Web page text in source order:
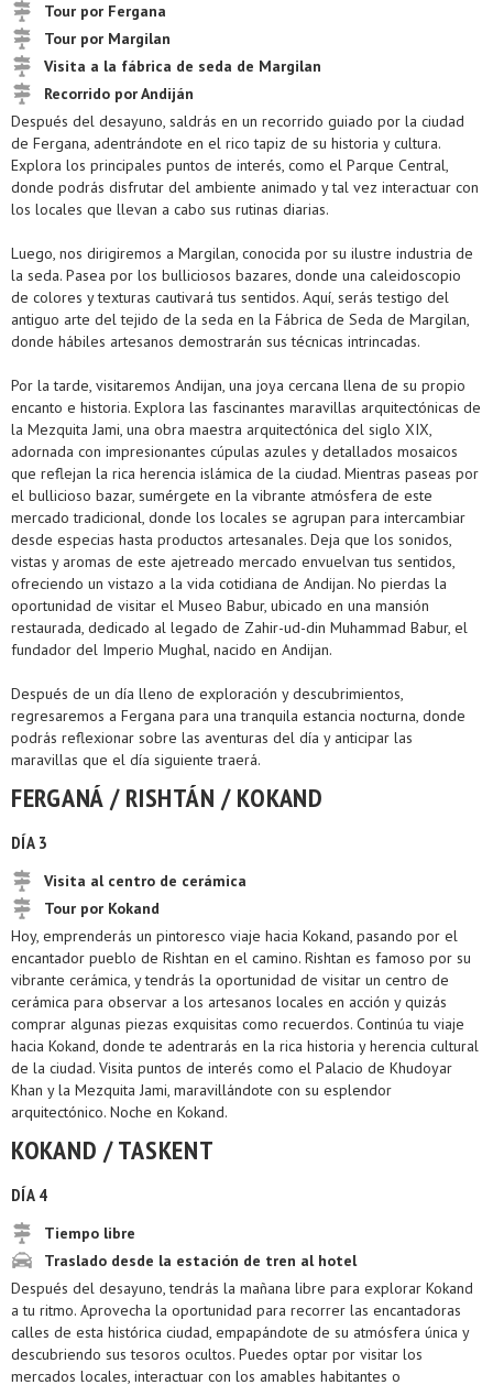
Tour por Fergana
Tour por Margilan
Visita a la fábrica de seda de Margilan
Recorrido por Andiján
Después del desayuno, saldrás en un recorrido guiado por la ciudad
de Fergana, adentrándote en el rico tapiz de su historia y cultura.
Explora los principales puntos de interés, como el Parque Central,
donde podrás disfrutar del ambiente animado y tal vez interactuar con
los locales que llevan a cabo sus rutinas diarias.
Luego, nos dirigiremos a Margilan, conocida por su ilustre industria de
la seda. Pasea por los bulliciosos bazares, donde una caleidoscopio
de colores y texturas cautivará tus sentidos. Aquí, serás testigo del
antiguo arte del tejido de la seda en la Fábrica de Seda de Margilan,
donde hábiles artesanos demostrarán sus técnicas intrincadas.
Por la tarde, visitaremos Andijan, una joya cercana llena de su propio
encanto e historia. Explora las fascinantes maravillas arquitectónicas de
la Mezquita Jami, una obra maestra arquitectónica del siglo XIX,
adornada con impresionantes cúpulas azules y detallados mosaicos
que reflejan la rica herencia islámica de la ciudad. Mientras paseas por
el bullicioso bazar, sumérgete en la vibrante atmósfera de este
mercado tradicional, donde los locales se agrupan para intercambiar
desde especias hasta productos artesanales. Deja que los sonidos,
vistas y aromas de este ajetreado mercado envuelvan tus sentidos,
ofreciendo un vistazo a la vida cotidiana de Andijan. No pierdas la
oportunidad de visitar el Museo Babur, ubicado en una mansión
restaurada, dedicado al legado de Zahir-ud-din Muhammad Babur, el
fundador del Imperio Mughal, nacido en Andijan.
Después de un día lleno de exploración y descubrimientos,
regresaremos a Fergana para una tranquila estancia nocturna, donde
podrás reflexionar sobre las aventuras del día y anticipar las
maravillas que el día siguiente traerá.
FERGANÁ / RISHTÁN / KOKAND
DÍA 3
Visita al centro de cerámica
Tour por Kokand
Hoy, emprenderás un pintoresco viaje hacia Kokand, pasando por el
encantador pueblo de Rishtan en el camino. Rishtan es famoso por su
vibrante cerámica, y tendrás la oportunidad de visitar un centro de
cerámica para observar a los artesanos locales en acción y quizás
comprar algunas piezas exquisitas como recuerdos. Continúa tu viaje
hacia Kokand, donde te adentrarás en la rica historia y herencia cultural
de la ciudad. Visita puntos de interés como el Palacio de Khudoyar
Khan y la Mezquita Jami, maravillándote con su esplendor
arquitectónico. Noche en Kokand.
KOKAND / TASKENT
DÍA 4
Tiempo libre
Traslado desde la estación de tren al hotel
Después del desayuno, tendrás la mañana libre para explorar Kokand
a tu ritmo. Aprovecha la oportunidad para recorrer las encantadoras
calles de esta histórica ciudad, empapándote de su atmósfera única y
descubriendo sus tesoros ocultos. Puedes optar por visitar los
mercados locales, interactuar con los amables habitantes o